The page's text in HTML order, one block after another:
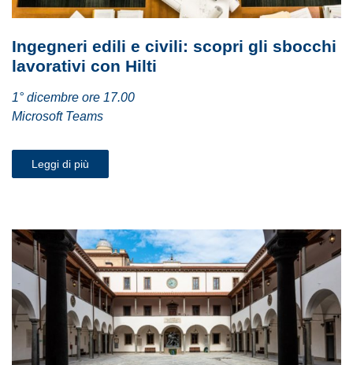
Ingegneri edili e civili: scopri gli sbocchi
lavorativi con Hilti
1° dicembre ore 17.00
Microsoft Teams
Leggi di più